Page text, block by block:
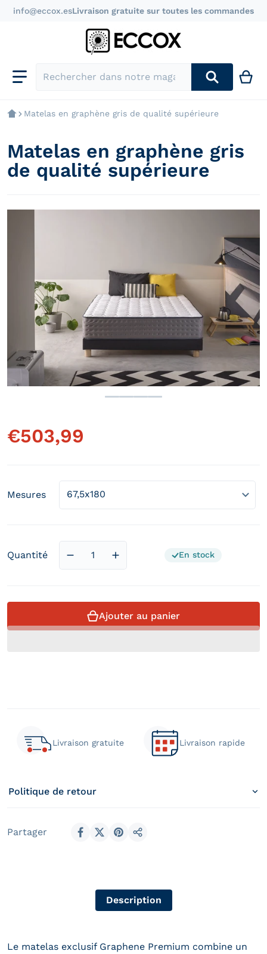
info@eccox.esLivraison gratuite sur toutes les commandes
Rechercher dans notre magasin
Matelas en graphène gris de qualité supérieure
Ouvrir le média 1 en vue
Matelas en graphène gris
de qualité supérieure
€503,99
Mesures
Quantité
Diminuer la quantité pour Matelas en
Augmenter la quantité pour
En stock
Ajouter au panier
Livraison gratuite Livraison rapide
Politique de retour
Partager
Partager sur Facebook
Partager sur X
Épingler sur Pinterest
Partager
Description
Le matelas exclusif Graphene Premium combine un